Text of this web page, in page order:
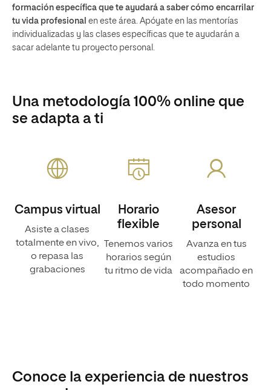
formación específica que te ayudará a saber cómo encarrilar
tu vida profesional en este área. Apóyate en las mentorías
individualizadas y las clases específicas que te ayudarán a
sacar adelante tu proyecto personal.
Una metodología 100% online que
se adapta a ti
Campus virtual
Asiste a clases
totalmente en vivo,
o repasa las
grabaciones
Horario
flexible
Tenemos varios
horarios según
tu ritmo de vida
Asesor
personal
Avanza en tus
estudios
acompañado en
todo momento
Conoce la experiencia de nuestros